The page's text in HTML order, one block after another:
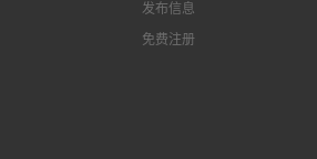
发布信息
免费注册